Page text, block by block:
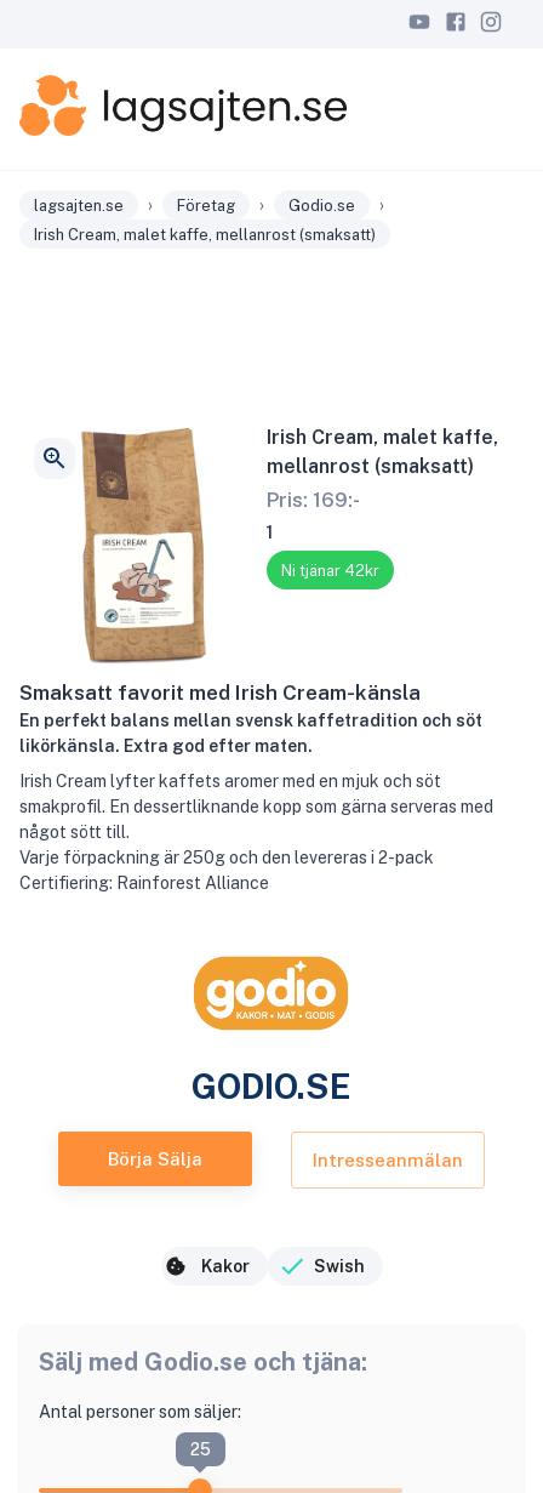
lagsajten.se › Företag › Godio.se ›
Irish Cream, malet kaffe, mellanrost (smaksatt)
Irish Cream, malet kaffe,
mellanrost (smaksatt)
Pris: 169:-
1
Ni tjänar 42kr
Smaksatt favorit med Irish Cream-känsla
En perfekt balans mellan svensk kaffetradition och söt
likörkänsla. Extra god efter maten.
Irish Cream lyfter kaffets aromer med en mjuk och söt
smakprofil. En dessertliknande kopp som gärna serveras med
något sött till.
Varje förpackning är 250g och den levereras i 2-pack
Certifiering: Rainforest Alliance
GODIO.SE
Börja Sälja Intresseanmälan
Kakor Swish
Sälj med Godio.se och tjäna:
Antal personer som säljer:
25